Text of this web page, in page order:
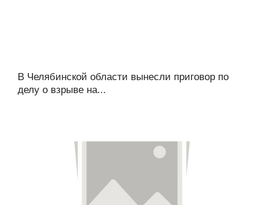
В Челябинской области вынесли приговор по
делу о взрыве на...